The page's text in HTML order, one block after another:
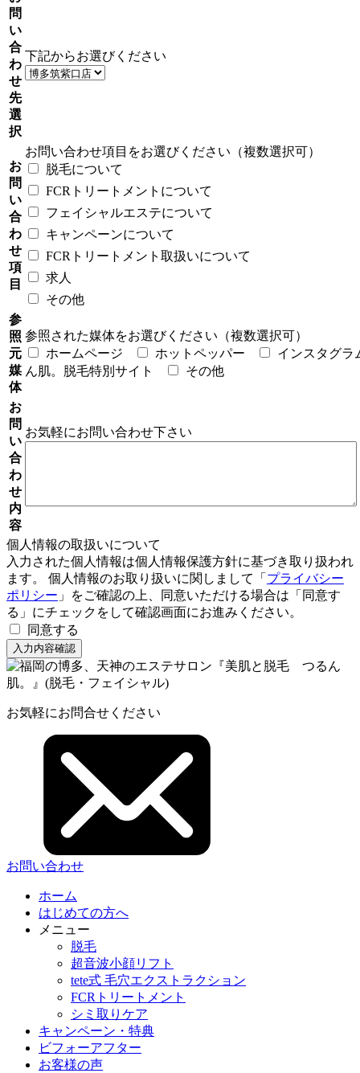
問
い
合
わ
せ
先
選
択
下記からお選びください
お
問
い
合
わ
せ
項
目
お問い合わせ項目をお選びください（複数選択可）
脱毛について
FCRトリートメントについて
フェイシャルエステについて
キャンペーンについて
FCRトリートメント取扱いについて
求人
その他
参
照
元
媒
体
参照された媒体をお選びください（複数選択可）
ホームページ
ホットペッパー
インスタグラ
ん肌。脱毛特別サイト
その他
お
問
い
合
わ
せ
内
容
お気軽にお問い合わせ下さい
個人情報の取扱いについて
入力された個人情報は個人情報保護方針に基づき取り扱われ
ます。 個人情報のお取り扱いに関しまして「 プライバシー
ポリシー 」をご確認の上、同意いただける場合は「同意す
る」にチェックをして確認画面にお進みください。
同意する
お気軽にお問合せください
お問い合わせ
ホーム
はじめての方へ
メニュー
脱毛
超音波小顔リフト
tete式 毛穴エクストラクション
FCRトリートメント
シミ取りケア
キャンペーン・特典
ビフォーアフター
お客様の声